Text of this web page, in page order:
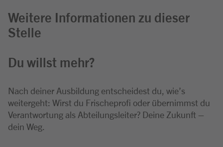
Weitere Informationen zu dieser
Stelle
Du willst mehr?
Nach deiner Ausbildung entscheidest du, wie’s
weitergeht: Wirst du Frischeprofi oder übernimmst du
Verantwortung als Abteilungsleiter? Deine Zukunft –
dein Weg.